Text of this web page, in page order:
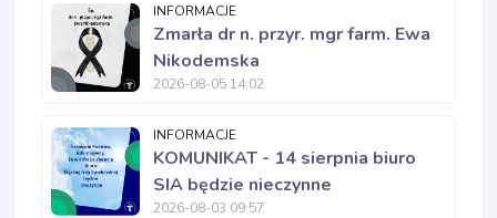
INFORMACJE
Zmarła dr n. przyr. mgr farm. Ewa
Nikodemska
2026-08-05 14:02
INFORMACJE
KOMUNIKAT - 14 sierpnia biuro
SIA będzie nieczynne
2026-08-03 09:57